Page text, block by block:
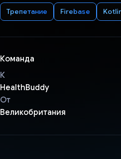
Трепетание Firebase
Команда
К
HealthBuddy
От
Великобритания